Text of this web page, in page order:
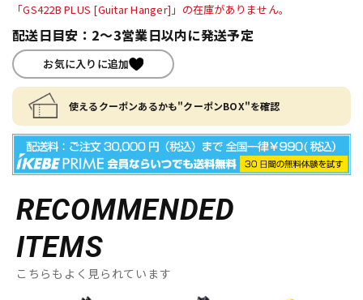
「GS422B PLUS [Guitar Hanger]」の在庫がありません。
配送日目安：2～3営業日以内に発送予定
お気に入りに追加
使えるクーポンあるかも"クーポンBOX"を確認
RECOMMENDED
ITEMS
こちらもよく見られています